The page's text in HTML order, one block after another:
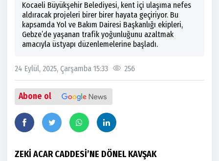
Kocaeli Büyükşehir Belediyesi, kent içi ulaşıma nefes
aldıracak projeleri birer birer hayata geçiriyor. Bu
kapsamda Yol ve Bakım Dairesi Başkanlığı ekipleri,
Gebze’de yaşanan trafik yoğunluğunu azaltmak
amacıyla üstyapı düzenlemelerine başladı.
24 Eylül, 2025, Çarşamba 15:33 256
Abone ol
ZEKİ ACAR CADDESİ’NE DÖNEL KAVŞAK